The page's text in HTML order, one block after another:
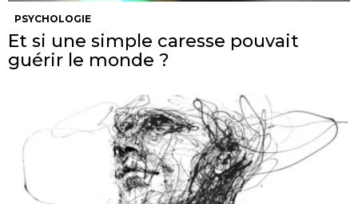
PSYCHOLOGIE
Et si une simple caresse pouvait
guérir le monde ?